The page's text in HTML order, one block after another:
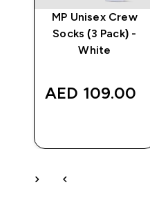
MP Unisex Crew
Socks (3 Pack) -
White
109.00 AED‎